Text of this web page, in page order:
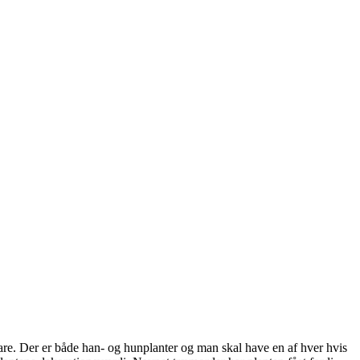
Der er både han- og hunplanter og man skal have en af hver hvis